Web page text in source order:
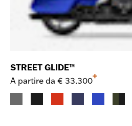
STREET GLIDE™
A partire da € 33.300
+